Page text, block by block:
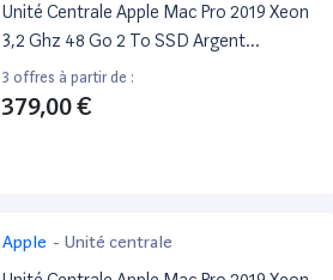
Unité Centrale Apple Mac Pro 2019 Xeon
3,2 Ghz 48 Go 2 To SSD Argent
Reconditionné
3 offres à partir de :
379,00 €
Apple - Unité centrale